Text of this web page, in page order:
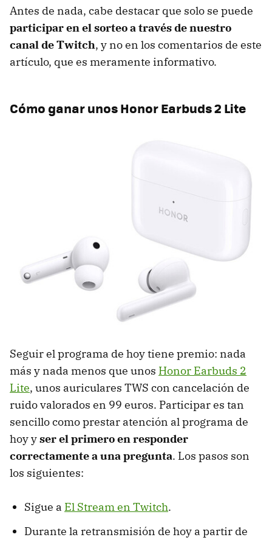
Antes de nada, cabe destacar que solo se puede
participar en el sorteo a través de nuestro
canal de Twitch, y no en los comentarios de este
artículo, que es meramente informativo.
Cómo ganar unos Honor Earbuds 2 Lite
Seguir el programa de hoy tiene premio: nada
más y nada menos que unos Honor Earbuds 2
Lite, unos auriculares TWS con cancelación de
ruido valorados en 99 euros. Participar es tan
sencillo como prestar atención al programa de
hoy yser el primero en responder
correctamente a una pregunta. Los pasos son
los siguientes:
Sigue a El Stream en Twitch.
Durante la retransmisión de hoy a partir de